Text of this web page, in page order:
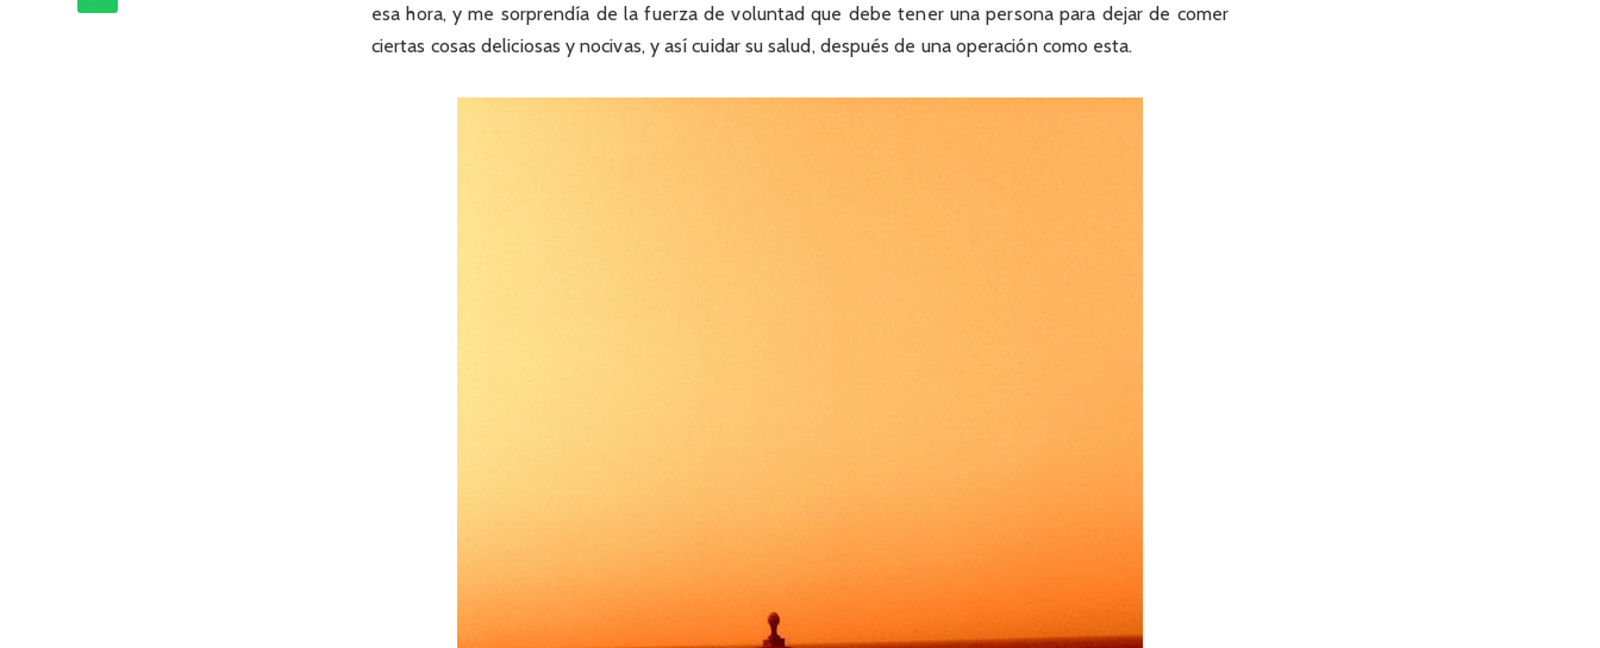
esa hora, y me sorprendía de la fuerza de voluntad que debe tener una persona para dejar de comer
ciertas cosas deliciosas y nocivas, y así cuidar su salud, después de una operación como esta.